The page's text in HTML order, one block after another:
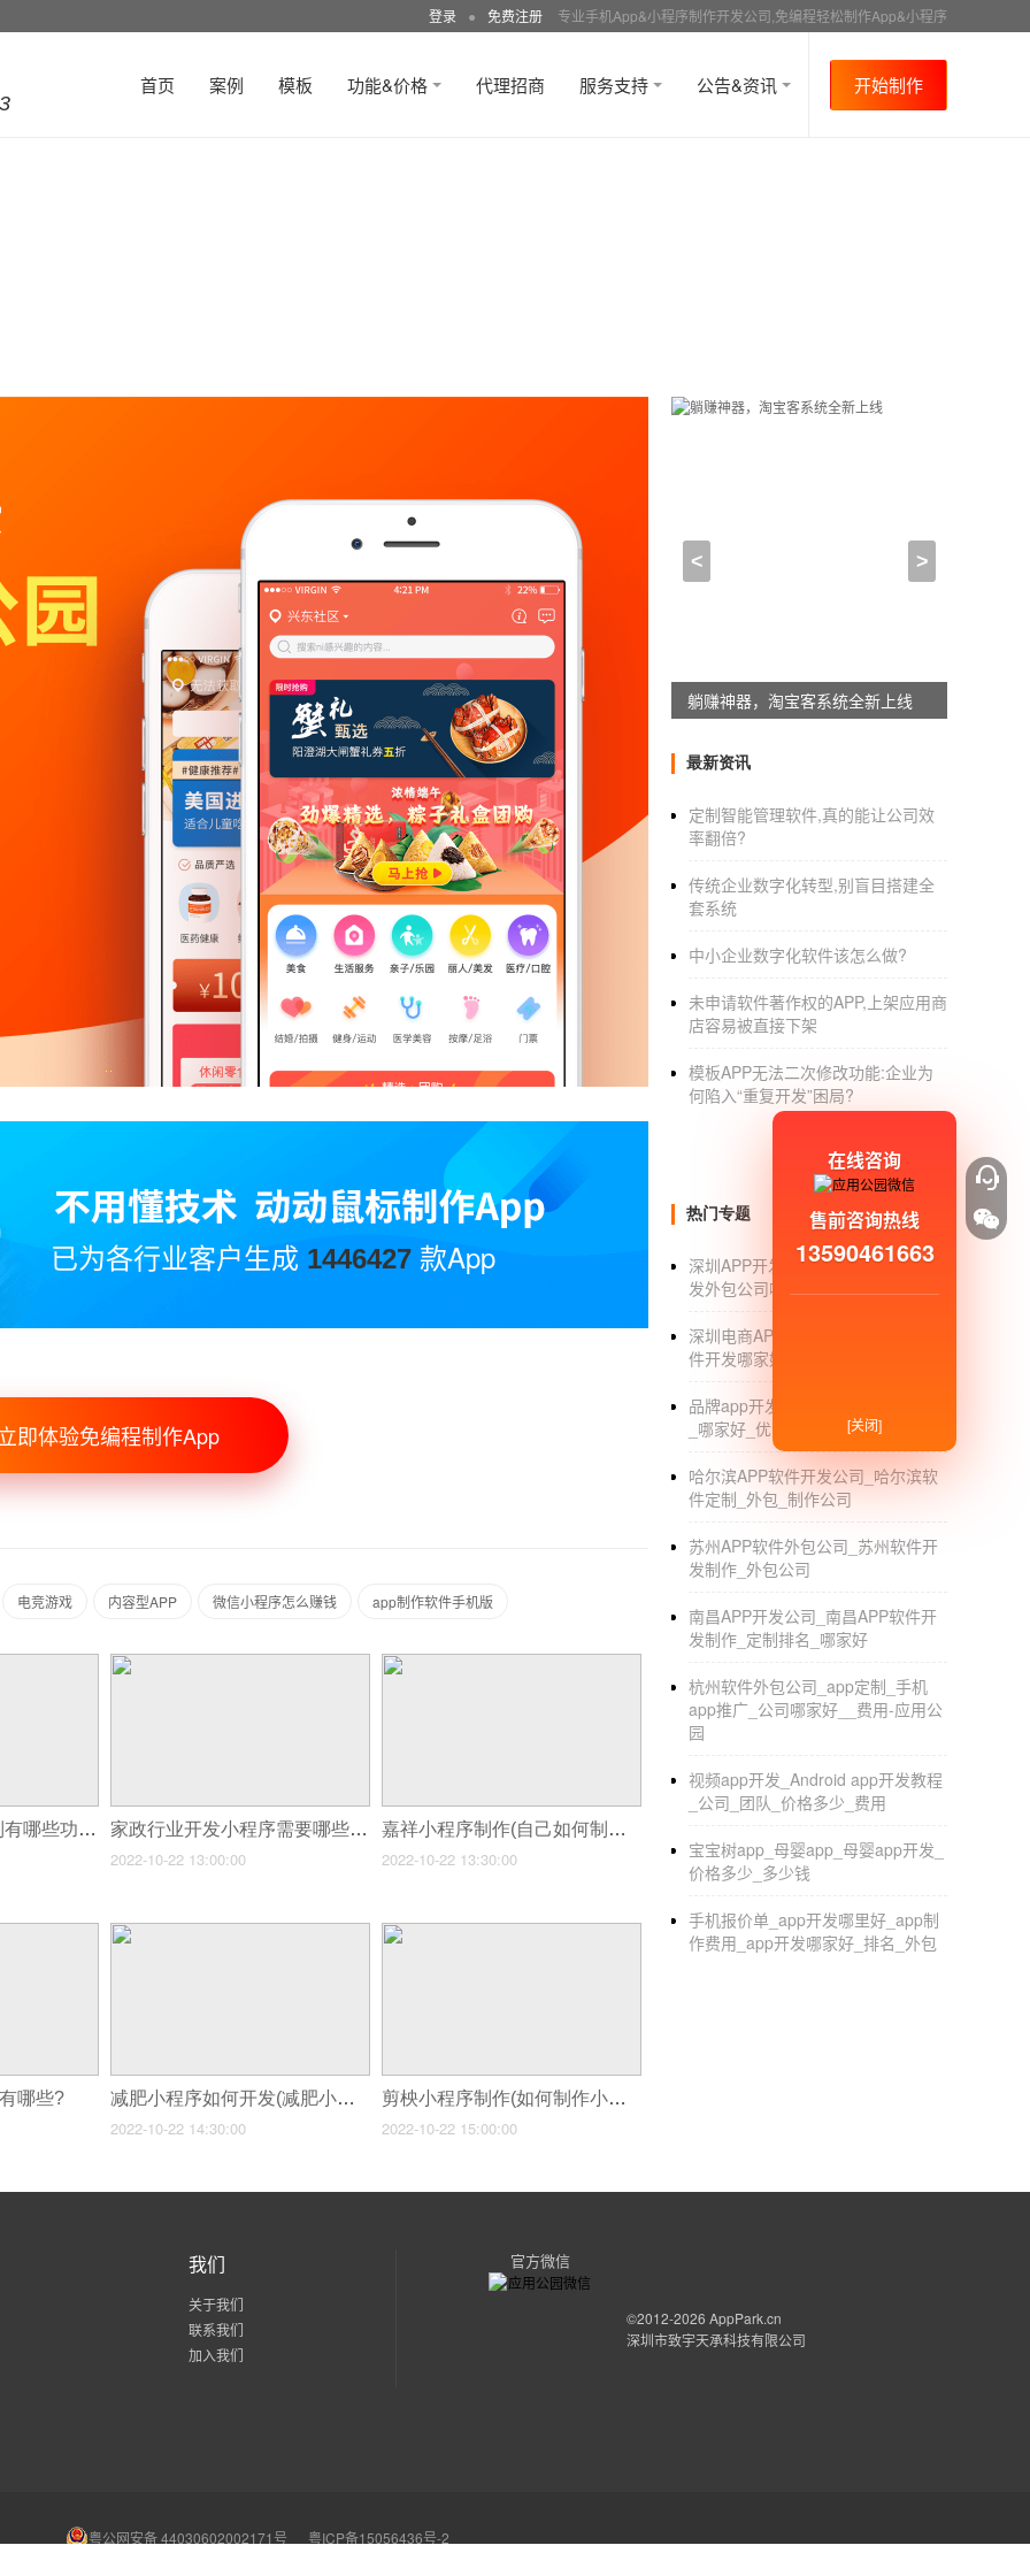
登录 ● 免费注册 专业手机App&小程序制作开发公司,免编程轻松制作App&小程序
首页 案例 模板 功能&价格 代理招商 服务支持 公告&资讯 开始制作
2021-07-07 11:15:00
APP软件给大伙使用，这些新闻类APP
已为各行业客户生成 1446427 款App
即体验免编程制作App
电竞游戏 内容型APP 微信小程序怎么赚钱 app制作软件手机版
家政小程序开发定制有哪些功能 家政行业开发小程序需要哪些功能(家政小程序功能)
2022-10-22 13:00:00
嘉祥小程序制作(自己如何制作小程序制作小程序关键有哪些)
2022-10-22 13:30:00
哪些? 减肥小程序如何开发(减肥小程序的功能)
2022-10-22 14:30:00
剪柍小程序制作(如何制作小程序电子请柬)
2022-10-22 15:00:00
< >
躺赚神器，淘宝客系统全新上线
最新资讯
定制智能管理软件,真的能让公司效
率翻倍?
传统企业数字化转型,别盲目搭建全
套系统
中小企业数字化软件该怎么做?
未申请软件著作权的APP,上架应用商
店容易被直接下架
模板APP无法二次修改功能:企业为
何陷入“重复开发”困局?
热门专题
深圳APP开发外包_深圳安卓APP开
发外包公司哪家好_排名
深圳电商APP开发_深圳电商APP软
件开发哪家好_公司_价格
品牌app开发_商品牌app开发多少钱
_哪家好_优势
哈尔滨APP软件开发公司_哈尔滨软
件定制_外包_制作公司
苏州APP软件外包公司_苏州软件开
发制作_外包公司
南昌APP开发公司_南昌APP软件开
发制作_定制排名_哪家好
杭州软件外包公司_app定制_手机
app推广_公司哪家好__费用-应用公
园
视频app开发_Android app开发教程
_公司_团队_价格多少_费用
宝宝树app_母婴app_母婴app开发_
价格多少_多少钱
手机报价单_app开发哪里好_app制
作费用_app开发哪家好_排名_外包
我们
关于我们
联系我们
加入我们
官方微信
©2012-2026 AppPark.cn
深圳市致宇天承科技有限公司
粤公网安备 44030602002171号 粤ICP备15056436号-2
在线咨询
售前咨询热线
13590461663
[关闭]